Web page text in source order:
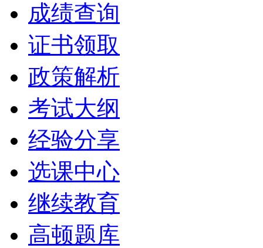
成绩查询
证书领取
政策解析
考试大纲
经验分享
选课中心
继续教育
高顿题库